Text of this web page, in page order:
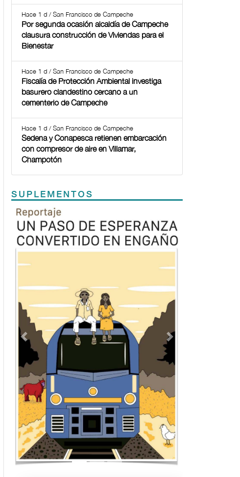
Hace 1 d / San Francisco de Campeche
Por segunda ocasión alcaldía de Campeche
clausura construcción de Viviendas para el
Bienestar
Hace 1 d / San Francisco de Campeche
Fiscalía de Protección Ambiental investiga
basurero clandestino cercano a un
cementerio de Campeche
Hace 1 d / San Francisco de Campeche
Sedena y Conapesca retienen embarcación
con compresor de aire en Villamar,
Champotón
SUPLEMENTOS
Previous
TODOS LOS SUPLEMENTOS